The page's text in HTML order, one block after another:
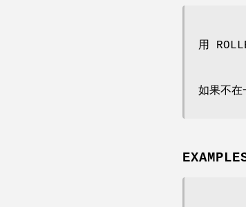
用
如果不在